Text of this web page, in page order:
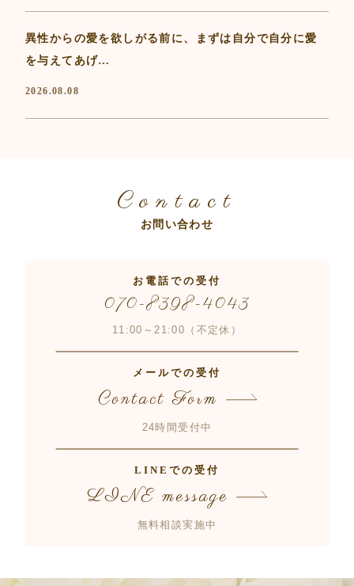
異性からの愛を欲しがる前に、まずは自分で自分に愛
を与えてあげ…
2026.08.08
Contact
お問い合わせ
お電話での受付
070-8398-4043
11:00～21:00（不定休）
メールでの受付
Contact Form
24時間受付中
LINEでの受付
LINE message
無料相談実施中